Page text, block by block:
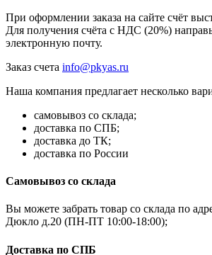
При оформлении заказа на сайте счёт
Для получения счёта с НДС (20%)
электронную почту.
Заказ счета info@pkyas.ru
Наша компания предлагает несколько
самовывоз со склада;
доставка по СПБ;
доставка до ТК;
доставка по России
Самовывоз со склада
Вы можете забрать товар со склада по
Дюкло д.20 (ПН-ПТ 10:00-18:00);
Доставка по СПБ